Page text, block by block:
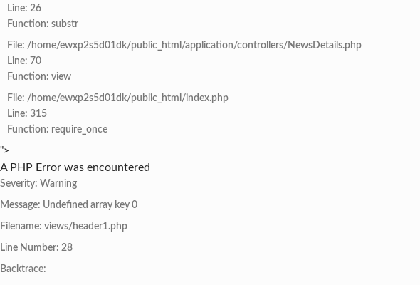
Line: 26
Function: substr
File: /home/ewxp2s5d01dk/public_html/application/controllers/NewsDetails.php
Line: 70
Function: view
File: /home/ewxp2s5d01dk/public_html/index.php
Line: 315
Function: require_once
">
A PHP Error was encountered
Severity: Warning
Message: Undefined array key 0
Filename: views/header1.php
Line Number: 28
Backtrace: